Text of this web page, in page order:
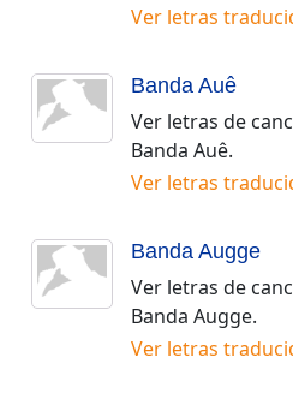
Ver letras
Banda Auê
Ver letras de
Banda Auê.
Ver letras
Banda Augge
Ver letras de
Banda Augge.
Ver letras